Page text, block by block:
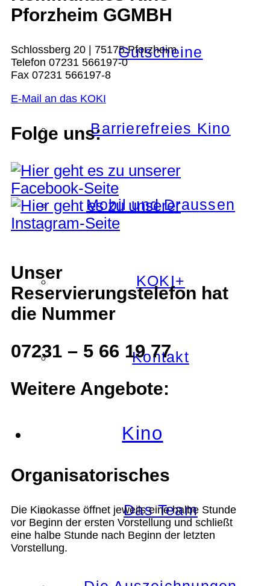
Gutscheine
Barrierefreies Kino
Mobil und Draussen
KOKI+
Kontakt
Kino
Das Team
Pforzheim GGMBH
Schlossberg 20 | 75175 Pforzheim
Telefon 07231 566197-0
Fax 07231 566197-8
E-Mail an das KOKI
Folge uns:
Unser
Reservierungstelefon hat
die Nummer
07231 – 5 66 19 77
Weitere Angebote:
Organisatorisches
Die Kinokasse öffnet jeweils eine halbe Stunde
vor Beginn der ersten Vorstellung und schließt
eine halbe Stunde nach Beginn der letzten
Vorstellung.